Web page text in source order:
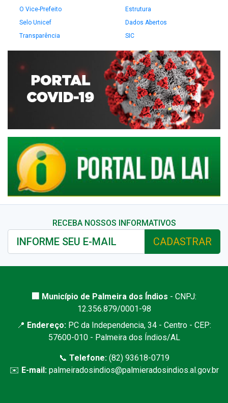
O Vice-Prefeito
Estrutura
Selo Unicef
Dados Abertos
Transparência
SIC
RECEBA NOSSOS INFORMATIVOS
CADASTRAR
🏢 Município de Palmeira dos Índios - CNPJ:
12.356.879/0001-98
📍 Endereço: PC da Independencia, 34 - Centro - CEP:
57600-010 - Palmeira dos Índios/AL
📞 Telefone:(82) 93618-0719
✉️ E-mail: palmeiradosindios@palmieradosindios.al.gov.br